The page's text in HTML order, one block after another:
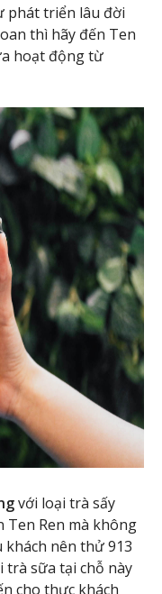
phát triển lâu đời
thì hãy đến Ten
hoạt động từ
với loại trà sấy
Ten Ren mà không
nên thử 913
trà sữa tại chỗ này
cho thực khách